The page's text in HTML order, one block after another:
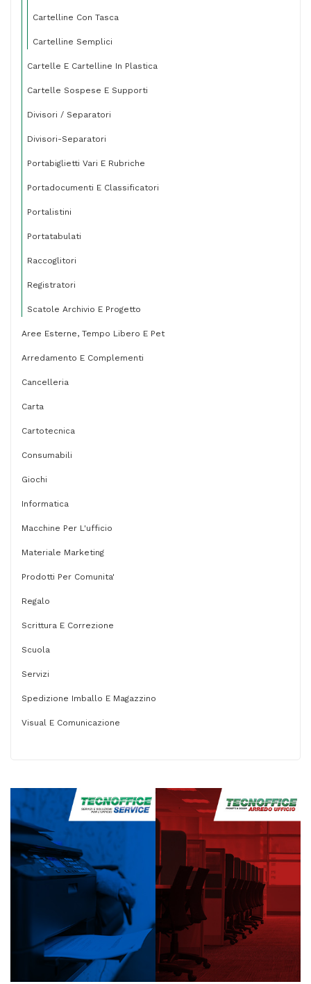
Cartelline Con Tasca
Cartelline Semplici
Cartelle E Cartelline In Plastica
Cartelle Sospese E Supporti
Divisori / Separatori
Divisori-Separatori
Portabiglietti Vari E Rubriche
Portadocumenti E Classificatori
Portalistini
Portatabulati
Raccoglitori
Registratori
Scatole Archivio E Progetto
Aree Esterne, Tempo Libero E Pet
Arredamento E Complementi
Cancelleria
Carta
Cartotecnica
Consumabili
Giochi
Informatica
Macchine Per L'ufficio
Materiale Marketing
Prodotti Per Comunita'
Regalo
Scrittura E Correzione
Scuola
Servizi
Spedizione Imballo E Magazzino
Visual E Comunicazione